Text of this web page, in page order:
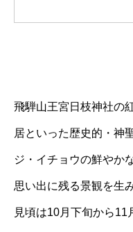
飛騨山王宮日枝神社の
居といった歴史的・神
ジ・イチョウの鮮やか
思い出に残る景観を生
見頃は10月下旬から